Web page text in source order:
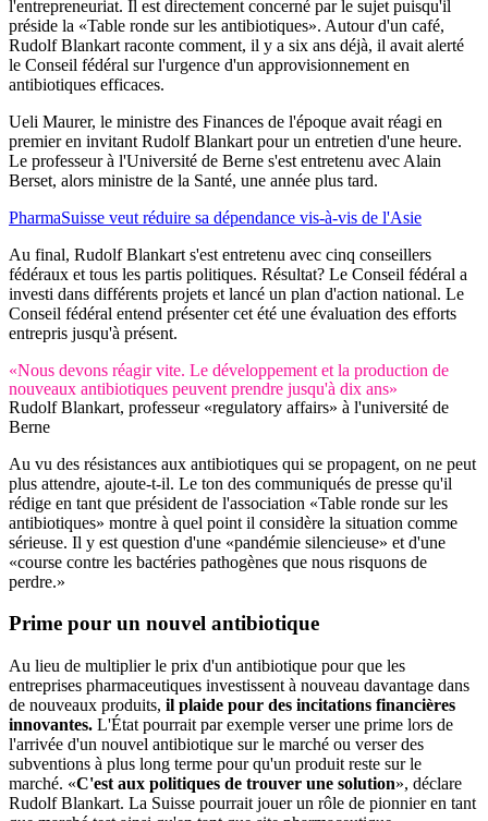
l'entrepreneuriat. Il est directement concerné par le sujet puisqu'il
préside la «Table ronde sur les antibiotiques». Autour d'un café,
Rudolf Blankart raconte comment, il y a six ans déjà, il avait alerté
le Conseil fédéral sur l'urgence d'un approvisionnement en
antibiotiques efficaces.
Ueli Maurer, le ministre des Finances de l'époque avait réagi en
premier en invitant Rudolf Blankart pour un entretien d'une heure.
Le professeur à l'Université de Berne s'est entretenu avec Alain
Berset, alors ministre de la Santé, une année plus tard.
PharmaSuisse veut réduire sa dépendance vis-à-vis de l'Asie
Au final, Rudolf Blankart s'est entretenu avec cinq conseillers
fédéraux et tous les partis politiques. Résultat? Le Conseil fédéral a
investi dans différents projets et lancé un plan d'action national. Le
Conseil fédéral entend présenter cet été une évaluation des efforts
entrepris jusqu'à présent.
«Nous devons réagir vite. Le développement et la production de
nouveaux antibiotiques peuvent prendre jusqu'à dix ans»
Rudolf Blankart, professeur «regulatory affairs» à l'université de
Berne
Au vu des résistances aux antibiotiques qui se propagent, on ne peut
plus attendre, ajoute-t-il. Le ton des communiqués de presse qu'il
rédige en tant que président de l'association «Table ronde sur les
antibiotiques» montre à quel point il considère la situation comme
sérieuse. Il y est question d'une «pandémie silencieuse» et d'une
«course contre les bactéries pathogènes que nous risquons de
perdre.»
Prime pour un nouvel antibiotique
Au lieu de multiplier le prix d'un antibiotique pour que les
entreprises pharmaceutiques investissent à nouveau davantage dans
de nouveaux produits, il plaide pour des incitations financières
innovantes. L'État pourrait par exemple verser une prime lors de
l'arrivée d'un nouvel antibiotique sur le marché ou verser des
subventions à plus long terme pour qu'un produit reste sur le
marché. «C'est aux politiques de trouver une solution», déclare
Rudolf Blankart. La Suisse pourrait jouer un rôle de pionnier en tant